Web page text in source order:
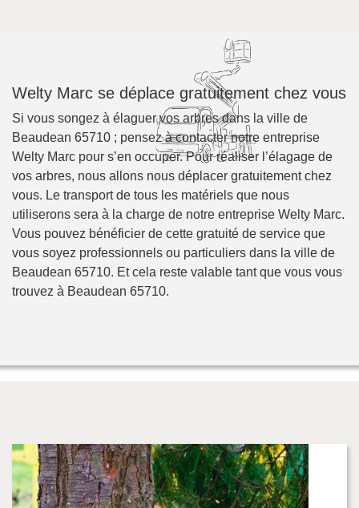
Welty Marc se déplace gratuitement chez vous
Si vous songez à élaguer vos arbres dans la ville de
Beaudean 65710 ; pensez à contacter notre entreprise
Welty Marc pour s’en occuper. Pour réaliser l’élagage de
vos arbres, nous allons nous déplacer gratuitement chez
vous. Le transport de tous les matériels que nous
utiliserons sera à la charge de notre entreprise Welty Marc.
Vous pouvez bénéficier de cette gratuité de service que
vous soyez professionnels ou particuliers dans la ville de
Beaudean 65710. Et cela reste valable tant que vous vous
trouvez à Beaudean 65710.